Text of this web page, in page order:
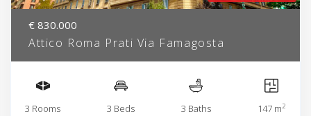
€ 830.000
Attico Roma Prati Via Famagosta
3 Rooms 3 Beds 3 Baths 147 m2